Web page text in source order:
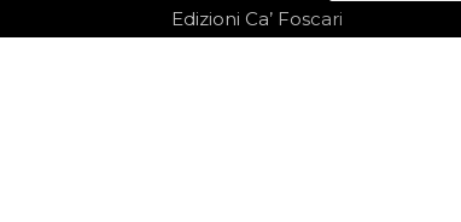
Edizioni Ca’ Foscari
Dorsoduro 3246